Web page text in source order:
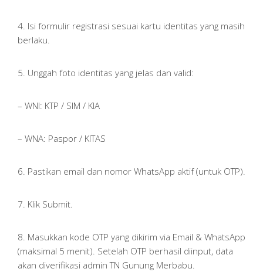
4. Isi formulir registrasi sesuai kartu identitas yang masih
berlaku.
5. Unggah foto identitas yang jelas dan valid:
– WNI: KTP / SIM / KIA
– WNA: Paspor / KITAS
6. Pastikan email dan nomor WhatsApp aktif (untuk OTP).
7. Klik Submit.
8. Masukkan kode OTP yang dikirim via Email & WhatsApp
(maksimal 5 menit). Setelah OTP berhasil diinput, data
akan diverifikasi admin TN Gunung Merbabu.